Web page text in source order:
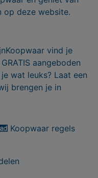
op deze website.
vind je
aangeboden
wat leuks? Laat een
brengen je in
Koopwaar regels